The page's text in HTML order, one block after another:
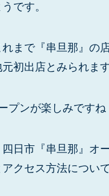
です。
まで『串旦那』の
初出店とみられます
プンが楽しみですね
日市『串旦那』オ
クセス方法につい